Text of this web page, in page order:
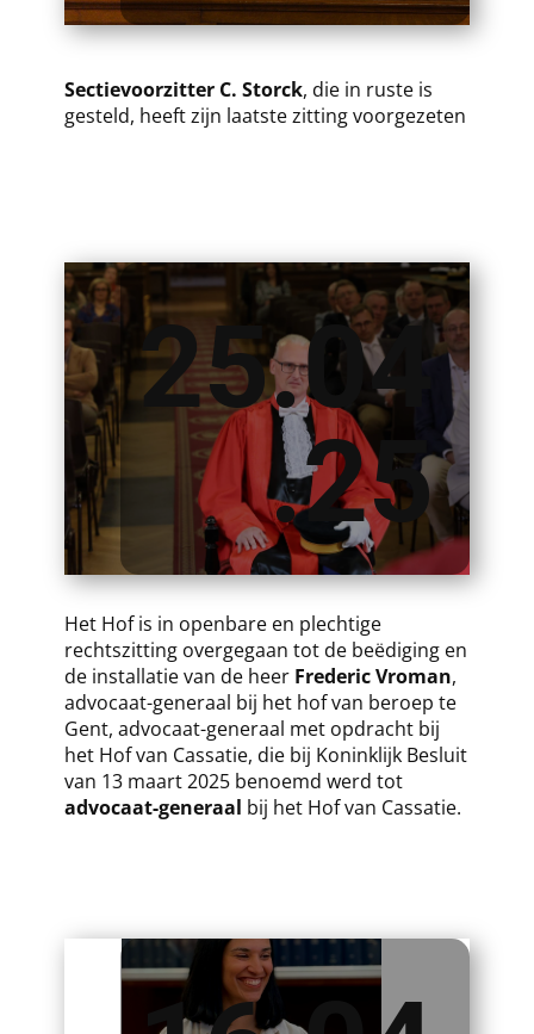
Sectievoorzitter C. Storck, die in ruste is
gesteld, heeft zijn laatste zitting voorgezeten
25.04
.25
​Het Hof is in openbare en plechtige
rechtszitting overgegaan tot de beëdiging en
de installatie van de heer Frederic Vroman,
advocaat-generaal bij het hof van beroep te
Gent, advocaat-generaal met opdracht bij
het Hof van Cassatie, die bij Koninklijk Besluit
van 13 maart 2025 benoemd werd tot
advocaat-generaal bij het Hof van Cassatie.